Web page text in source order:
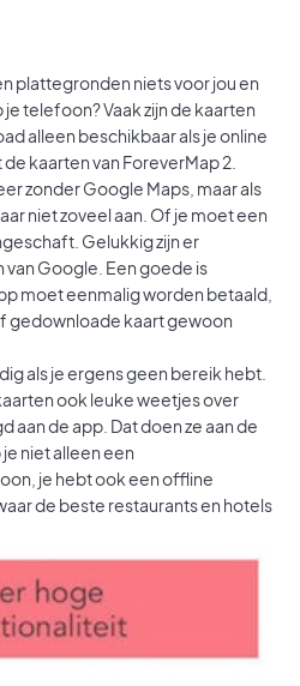
plattegronden niets voor jou en
telefoon? Vaak zijn de kaarten
alleen beschikbaar als je online
kaarten van ForeverMap 2.
zonder Google Maps, maar als
niet zoveel aan. Of je moet een
Gelukkig zijn er
Google. Een goede is
moet eenmalig worden betaald,
gedownloade kaart gewoon
als je ergens geen bereik hebt.
ook leuke weetjes over
de app. Dat doen ze aan de
niet alleen een
je hebt ook een offline
de beste restaurants en hotels